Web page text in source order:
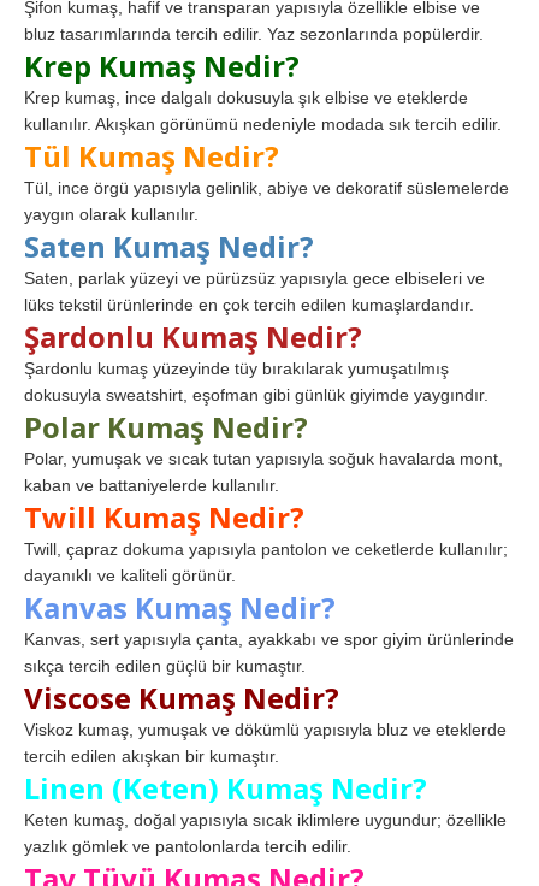
Şifon kumaş, hafif ve transparan yapısıyla özellikle elbise ve
bluz tasarımlarında tercih edilir. Yaz sezonlarında popülerdir.
Krep Kumaş Nedir?
Krep kumaş, ince dalgalı dokusuyla şık elbise ve eteklerde
kullanılır. Akışkan görünümü nedeniyle modada sık tercih edilir.
Tül Kumaş Nedir?
Tül, ince örgü yapısıyla gelinlik, abiye ve dekoratif süslemelerde
yaygın olarak kullanılır.
Saten Kumaş Nedir?
Saten, parlak yüzeyi ve pürüzsüz yapısıyla gece elbiseleri ve
lüks tekstil ürünlerinde en çok tercih edilen kumaşlardandır.
Şardonlu Kumaş Nedir?
Şardonlu kumaş yüzeyinde tüy bırakılarak yumuşatılmış
dokusuyla sweatshirt, eşofman gibi günlük giyimde yaygındır.
Polar Kumaş Nedir?
Polar, yumuşak ve sıcak tutan yapısıyla soğuk havalarda mont,
kaban ve battaniyelerde kullanılır.
Twill Kumaş Nedir?
Twill, çapraz dokuma yapısıyla pantolon ve ceketlerde kullanılır;
dayanıklı ve kaliteli görünür.
Kanvas Kumaş Nedir?
Kanvas, sert yapısıyla çanta, ayakkabı ve spor giyim ürünlerinde
sıkça tercih edilen güçlü bir kumaştır.
Viscose Kumaş Nedir?
Viskoz kumaş, yumuşak ve dökümlü yapısıyla bluz ve eteklerde
tercih edilen akışkan bir kumaştır.
Linen (Keten) Kumaş Nedir?
Keten kumaş, doğal yapısıyla sıcak iklimlere uygundur; özellikle
yazlık gömlek ve pantolonlarda tercih edilir.